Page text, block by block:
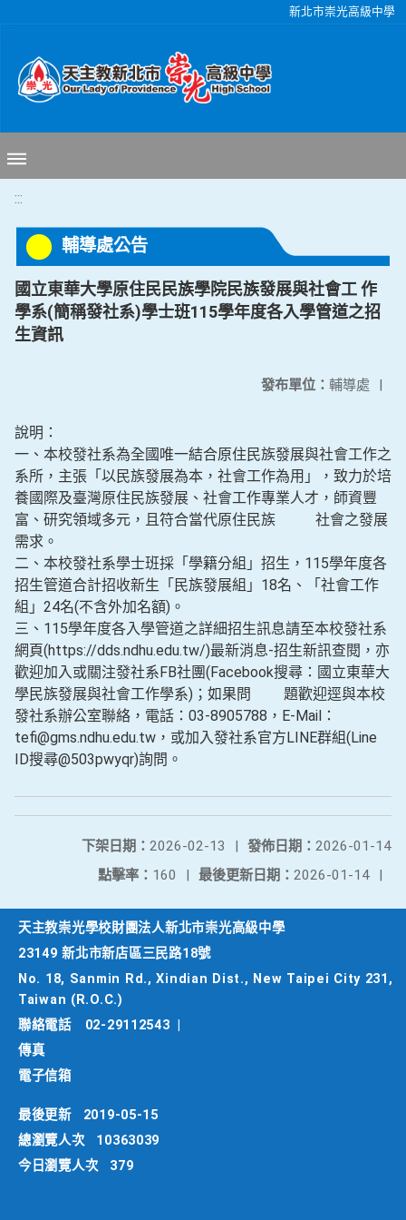
新北市崇光高級中學
:::
輔導處公告
國立東華大學原住民民族學院民族發展與社會工 作
學系(簡稱發社系)學士班115學年度各入學管道之招
生資訊
發布單位： 輔導處 |
說明：
一、本校發社系為全國唯一結合原住民族發展與社會工作之
系所，主張「以民族發展為本，社會工作為用」，致力於培
養國際及臺灣原住民族發展、社會工作專業人才，師資豐
富、研究領域多元，且符合當代原住民族 社會之發展
需求。
二、本校發社系學士班採「學籍分組」招生，115學年度各
招生管道合計招收新生「民族發展組」18名、「社會工作
組」24名(不含外加名額)。
三、115學年度各入學管道之詳細招生訊息請至本校發社系
網頁(https://dds.ndhu.edu.tw/)最新消息-招生新訊查閱，亦
歡迎加入或關注發社系FB社團(Facebook搜尋：國立東華大
學民族發展與社會工作學系)；如果問 題歡迎逕與本校
發社系辦公室聯絡，電話：03-8905788，E-Mail：
tefi@gms.ndhu.edu.tw，或加入發社系官方LINE群組(Line
ID搜尋@503pwyqr)詢問。
發佈日期： 2026-01-14
下架日期： 2026-02-13
|
最後更新日期： 2026-01-14 |
點擊率： 160 |
天主教崇光學校財團法人新北市崇光高級中學
23149 新北市新店區三民路18號
No. 18, Sanmin Rd., Xindian Dist., New Taipei City 231,
Taiwan (R.O.C.)
聯絡電話
02-29112543
傳真
電子信箱
最後更新
2019-05-15
總瀏覽人次
10363039
今日瀏覽人次
379